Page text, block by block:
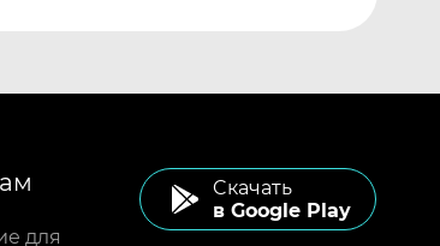
для
Cкачать
в Google Play